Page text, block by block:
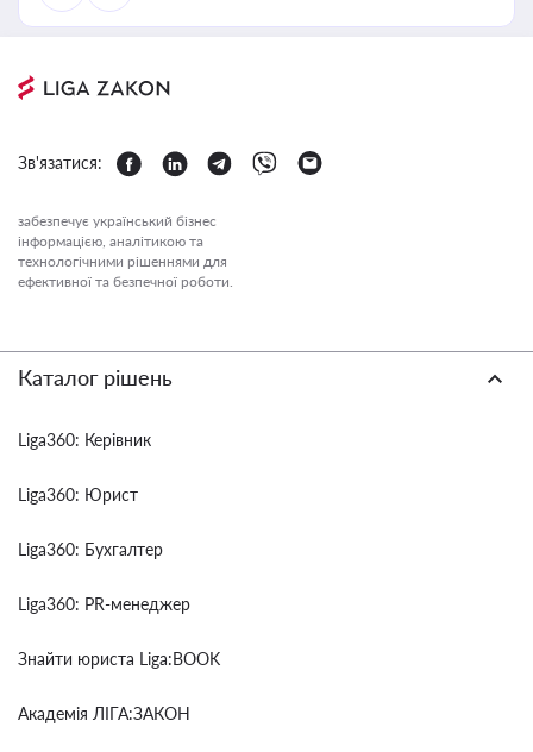
Зв'язатися:
забезпечує український бізнес
інформацією, аналітикою та
технологічними рішеннями для
ефективної та безпечної роботи.
Каталог рішень
Liga360: Керівник
Liga360: Юрист
Liga360: Бухгалтер
Liga360: PR-менеджер
Знайти юриста Liga:BOOK
Академія ЛІГА:ЗАКОН